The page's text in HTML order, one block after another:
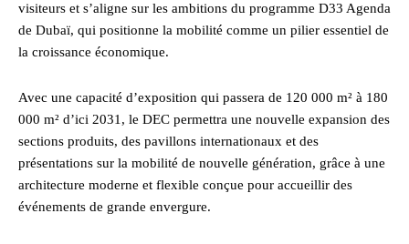
visiteurs et s’aligne sur les ambitions du programme D33 Agenda
de Dubaï, qui positionne la mobilité comme un pilier essentiel de
la croissance économique.
Avec une capacité d’exposition qui passera de 120 000 m² à 180
000 m² d’ici 2031, le DEC permettra une nouvelle expansion des
sections produits, des pavillons internationaux et des
présentations sur la mobilité de nouvelle génération, grâce à une
architecture moderne et flexible conçue pour accueillir des
événements de grande envergure.